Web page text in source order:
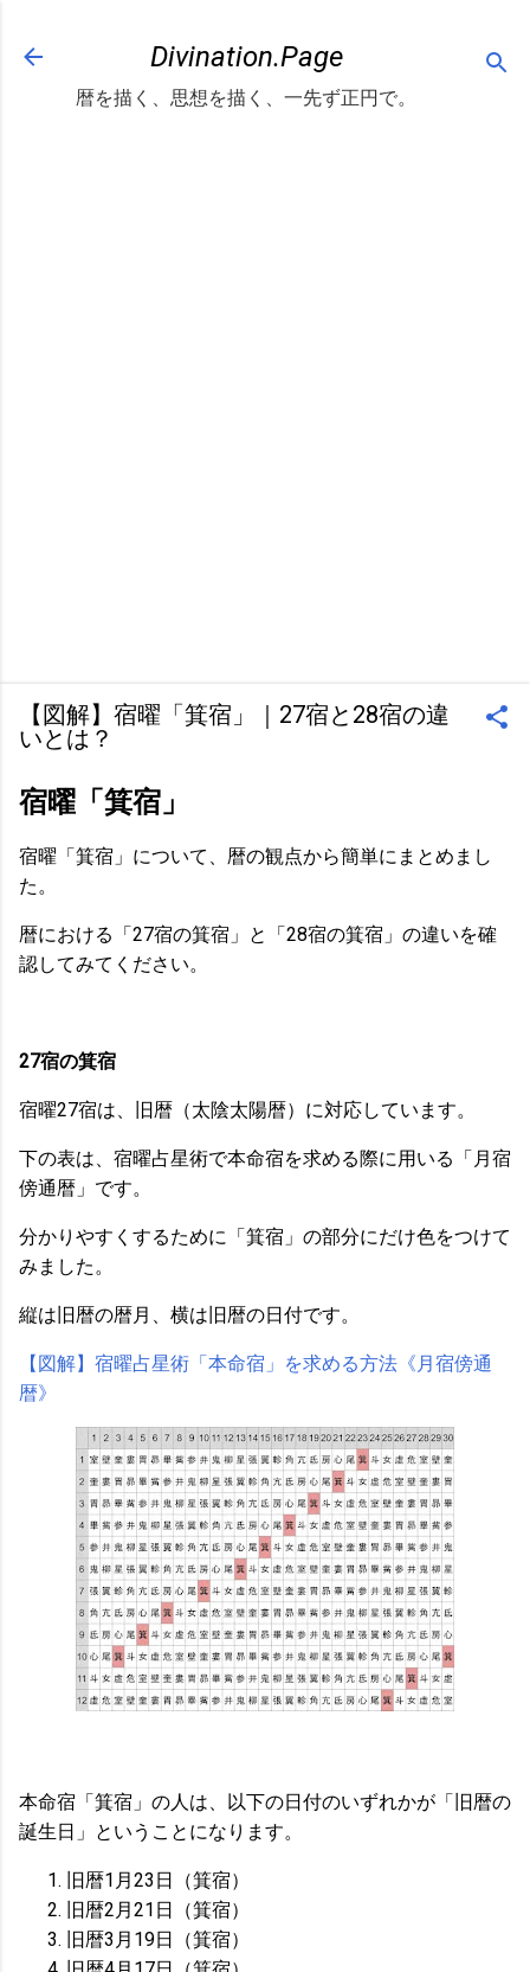
Divination.Page
暦を描く、思想を描く、一先ず正円で。
【図解】宿曜「箕宿」｜27宿と28宿の違
いとは？
宿曜「箕宿」
宿曜「箕宿」について、暦の観点から簡単にまとめまし
た。
暦における「27宿の箕宿」と「28宿の箕宿」の違いを確
認してみてください。
27宿の箕宿
宿曜27宿は、旧暦（太陰太陽暦）に対応しています。
下の表は、宿曜占星術で本命宿を求める際に用いる「月宿
傍通暦」です。
分かりやすくするために「箕宿」の部分にだけ色をつけて
みました。
縦は旧暦の暦月、横は旧暦の日付です。
【図解】宿曜占星術「本命宿」を求める方法《月宿傍通
暦》
本命宿「箕宿」の人は、以下の日付のいずれかが「旧暦の
誕生日」ということになります。
旧暦1月23日（箕宿）
旧暦2月21日（箕宿）
旧暦3月19日（箕宿）